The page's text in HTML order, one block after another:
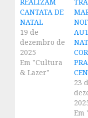
CANTATA DE
NATAL
19 de
dezembro de
2025
Em "Cultura
& Lazer"
23
Em